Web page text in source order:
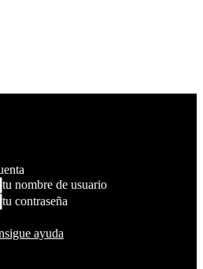
tu nombre de usuario
tu contraseña
ayuda